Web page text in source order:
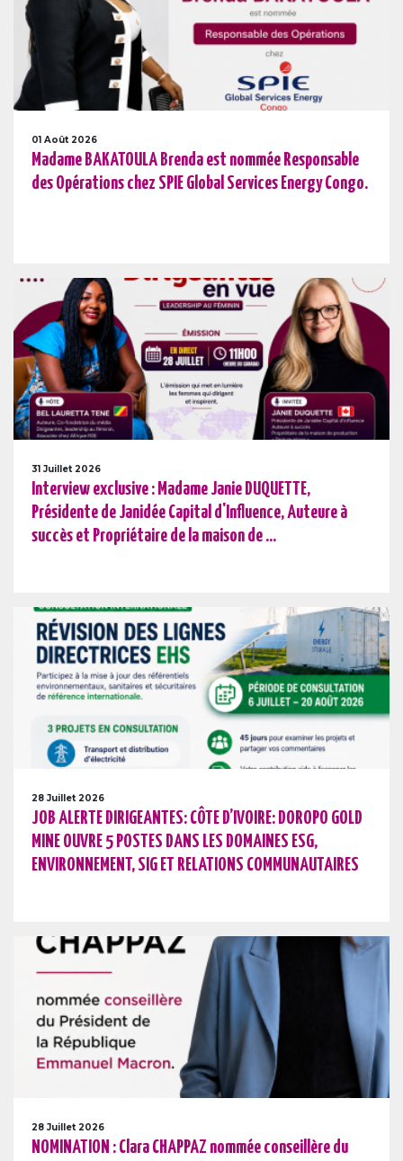
01 Août 2026
Madame BAKATOULA Brenda est nommée Responsable
des Opérations chez SPIE Global Services Energy Congo.
31 Juillet 2026
Interview exclusive : Madame Janie DUQUETTE,
Présidente de Janidée Capital d'Influence, Auteure à
succès et Propriétaire de la maison de ...
28 Juillet 2026
JOB ALERTE DIRIGEANTES: CÔTE D’IVOIRE: DOROPO GOLD
MINE OUVRE 5 POSTES DANS LES DOMAINES ESG,
ENVIRONNEMENT, SIG ET RELATIONS COMMUNAUTAIRES
28 Juillet 2026
NOMINATION : Clara CHAPPAZ nommée conseillère du